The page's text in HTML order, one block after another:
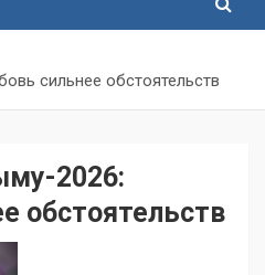
сильнее обстоятельств
2026:
обстоятельств